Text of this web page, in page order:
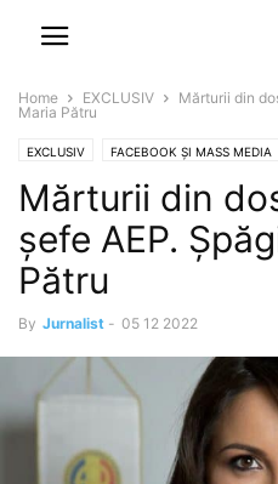
Home EXCLUSIV
Mărturii din
Maria Pătru
EXCLUSIV FACEBOOK ȘI MASS MEDIA
Mărturii din
șefe AEP.
Pătru
By Jurnalist - 05 12 2022